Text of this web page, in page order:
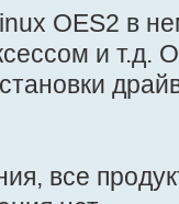
OES2 в
и т.д.
все